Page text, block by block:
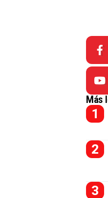
Más